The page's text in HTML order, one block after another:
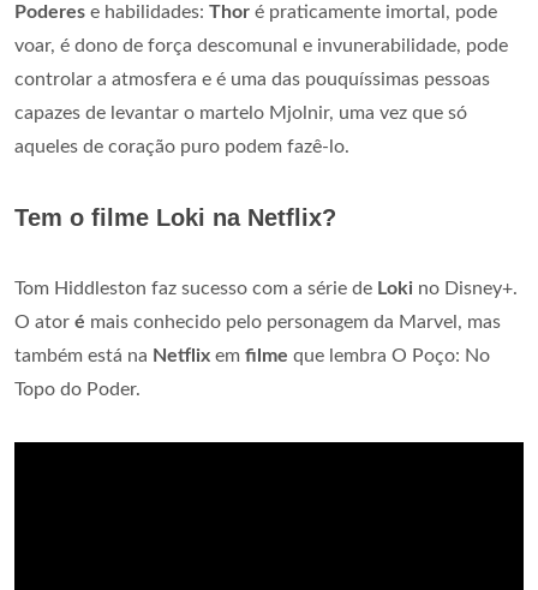
Poderes e habilidades: Thor é praticamente imortal, pode
voar, é dono de força descomunal e invunerabilidade, pode
controlar a atmosfera e é uma das pouquíssimas pessoas
capazes de levantar o martelo Mjolnir, uma vez que só
aqueles de coração puro podem fazê-lo.
Tem o filme Loki na Netflix?
Tom Hiddleston faz sucesso com a série de Loki no Disney+.
O ator é mais conhecido pelo personagem da Marvel, mas
também está na Netflix em filme que lembra O Poço: No
Topo do Poder.